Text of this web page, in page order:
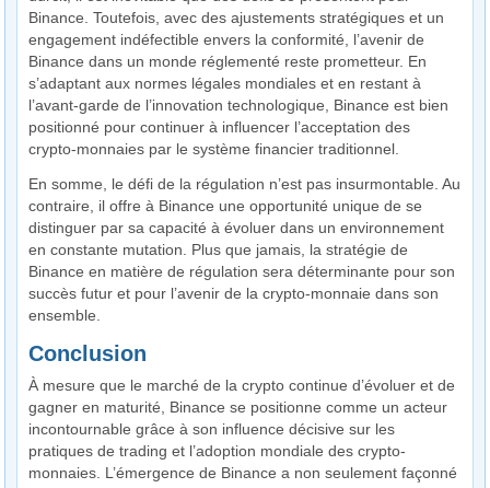
Binance. Toutefois, avec des ajustements stratégiques et un
engagement indéfectible envers la conformité, l’avenir de
Binance dans un monde réglementé reste prometteur. En
s’adaptant aux normes légales mondiales et en restant à
l’avant-garde de l’innovation technologique, Binance est bien
positionné pour continuer à influencer l’acceptation des
crypto-monnaies par le système financier traditionnel.
En somme, le défi de la régulation n’est pas insurmontable. Au
contraire, il offre à Binance une opportunité unique de se
distinguer par sa capacité à évoluer dans un environnement
en constante mutation. Plus que jamais, la stratégie de
Binance en matière de régulation sera déterminante pour son
succès futur et pour l’avenir de la crypto-monnaie dans son
ensemble.
Conclusion
À mesure que le marché de la crypto continue d’évoluer et de
gagner en maturité, Binance se positionne comme un acteur
incontournable grâce à son influence décisive sur les
pratiques de trading et l’adoption mondiale des crypto-
monnaies. L’émergence de Binance a non seulement façonné